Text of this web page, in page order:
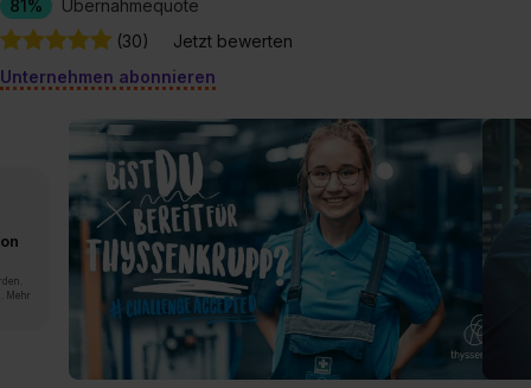
81%
Übernahmequote
(30)
Jetzt bewerten
Unternehmen abonnieren
Mehr